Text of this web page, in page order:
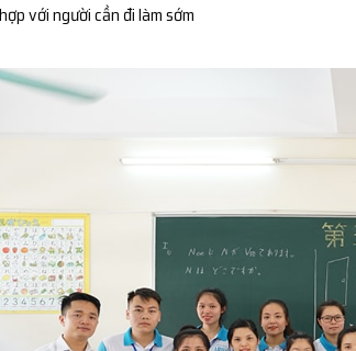
với người cần đi làm sớm